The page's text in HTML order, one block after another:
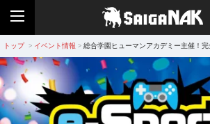
トップ > イベント情報 > 総合学園ヒューマンアカデミー主催！